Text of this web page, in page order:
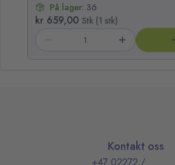
På lager: 36
kr 659,00 Stk (1 stk)
Kontakt oss